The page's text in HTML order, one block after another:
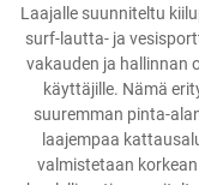
Laajalle suunniteltu
surf-lautta- ja
vakauden ja hallinnan
käyttäjille. Nämä
suuremman pinta-
laajempaa
valmistetaan